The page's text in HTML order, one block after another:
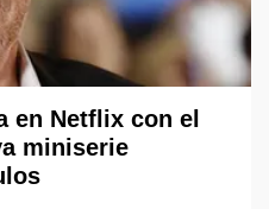
en Netflix con el
miniserie